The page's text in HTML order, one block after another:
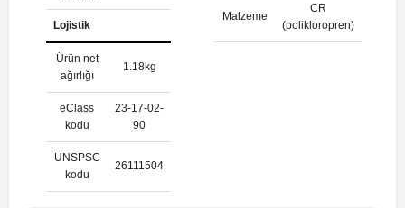
Lojistik
Ürün net
ağırlığı
1.18kg
eClass
kodu
23-17-02-
90
UNSPSC
kodu
26111504
Malzeme
CR
(polikloropren)